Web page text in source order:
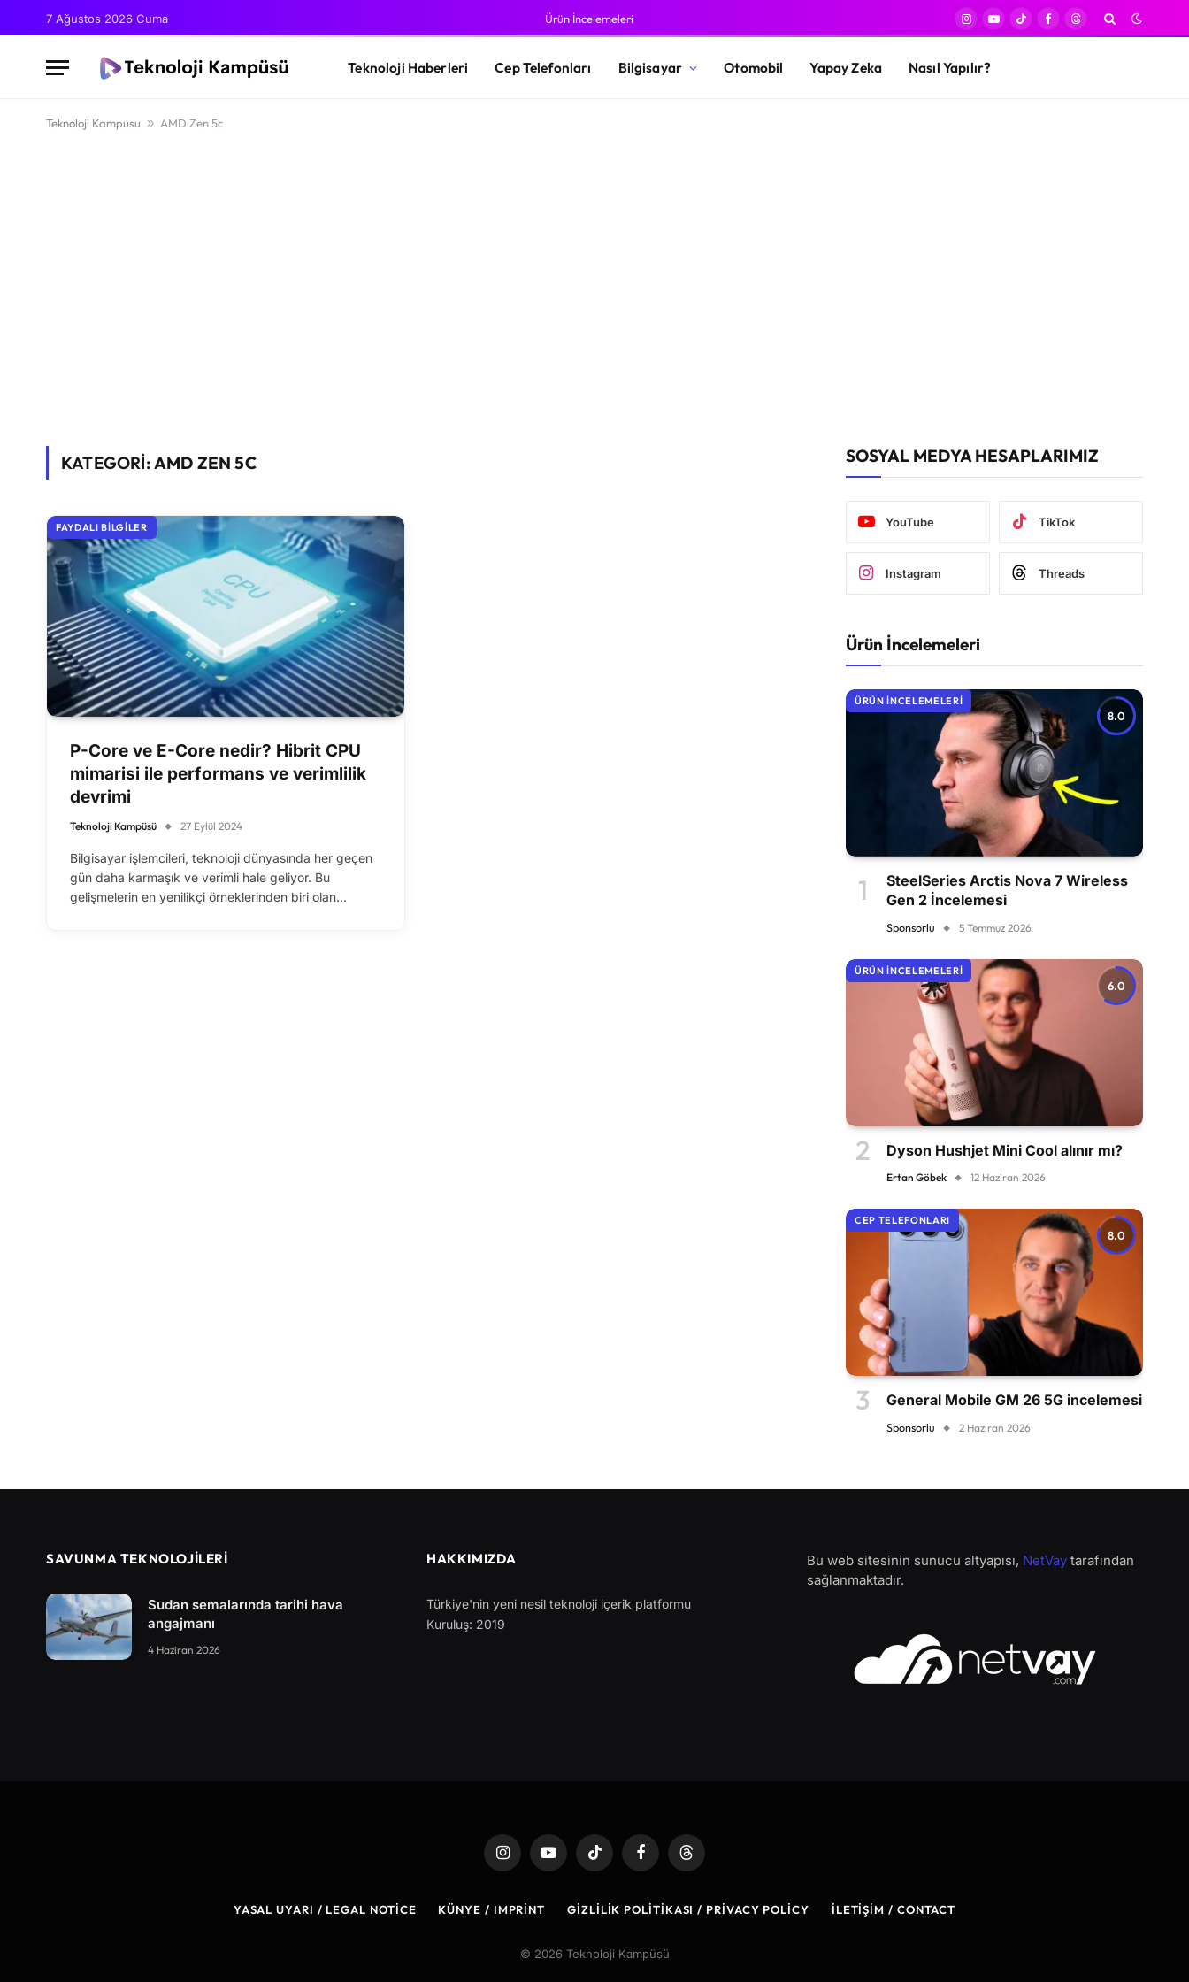
7 Ağustos 2026 Cuma Ürün İncelemeleri
Instagram
YouTube
TikTokFacebook
Threads
Teknoloji Haberleri Cep Telefonları Bilgisayar Otomobil Yapay Zeka Nasıl Yapılır?
Teknoloji Kampusu » AMD Zen 5c
KATEGORİ:AMD ZEN 5C
FAYDALI BILGILER
P-Core ve E-Core nedir? Hibrit CPU
mimarisi ile performans ve verimlilik
devrimi
Teknoloji Kampüsü 27 Eylül 2024
Bilgisayar işlemcileri, teknoloji dünyasında her geçen
gün daha karmaşık ve verimli hale geliyor. Bu
gelişmelerin en yenilikçi örneklerinden biri olan…
SOSYAL MEDYA HESAPLARIMIZ
YouTube TikTok
Instagram Threads
Ürün İncelemeleri
8.0
ÜRÜN İNCELEMELERI
SteelSeries Arctis Nova 7 Wireless
Gen 2 İncelemesi
Sponsorlu 5 Temmuz 2026
6.0
ÜRÜN İNCELEMELERI
Dyson Hushjet Mini Cool alınır mı?
Ertan Göbek 12 Haziran 2026
8.0
CEP TELEFONLARI
General Mobile GM 26 5G incelemesi
Sponsorlu 2 Haziran 2026
SAVUNMA TEKNOLOJİLERİ
Sudan semalarında tarihi hava
angajmanı
4 Haziran 2026
HAKKIMIZDA
Türkiye'nin yeni nesil teknoloji içerik platformu
Kuruluş: 2019
Bu web sitesinin sunucu altyapısı, NetVay tarafından
sağlanmaktadır.
InstagramYouTubeTikTok FacebookThreads
YASAL UYARI / LEGAL NOTICE KÜNYE / IMPRINT GIZLILIK POLITIKASI / PRIVACY POLICY İLETIŞIM / CONTACT
© 2026 Teknoloji Kampüsü